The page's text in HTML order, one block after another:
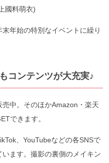
國料萌衣)
年始の特別なイベントに繰り
コンテンツが大充実♪
中。そのほかAmazon・楽天
できます。
、YouTubeなどの各SNSで
ます。撮影の裏側のメイキン